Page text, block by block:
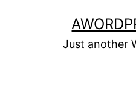
Just another